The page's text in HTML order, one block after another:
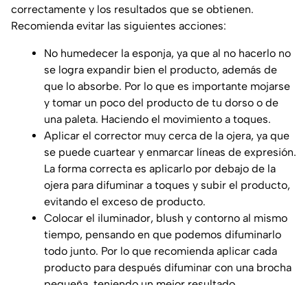
correctamente y los resultados que se obtienen.
Recomienda evitar las siguientes acciones:
No humedecer la esponja, ya que al no hacerlo no
se logra expandir bien el producto, además de
que lo absorbe. Por lo que es importante mojarse
y tomar un poco del producto de tu dorso o de
una paleta. Haciendo el movimiento a toques.
Aplicar el corrector muy cerca de la ojera, ya que
se puede cuartear y enmarcar líneas de expresión.
La forma correcta es aplicarlo por debajo de la
ojera para difuminar a toques y subir el producto,
evitando el exceso de producto.
Colocar el iluminador, blush y contorno al mismo
tiempo, pensando en que podemos difuminarlo
todo junto. Por lo que recomienda aplicar cada
producto para después difuminar con una brocha